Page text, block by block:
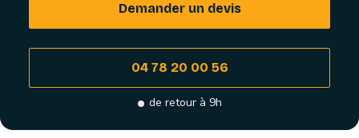
Demander un devis
04 78 20 00 56
de retour à 9h